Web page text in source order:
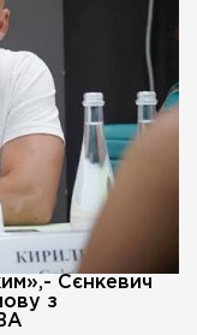
Сєнкевич
з